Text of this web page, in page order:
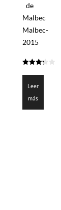
de
Malbec
Malbec-
2015
de 5
Leer
más